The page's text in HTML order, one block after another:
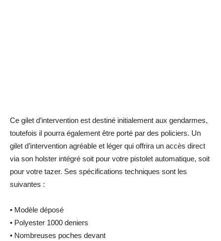
Ce gilet d’intervention est destiné initialement aux gendarmes,
toutefois il pourra également être porté par des policiers. Un
gilet d’intervention agréable et léger qui offrira un accès direct
via son holster intégré soit pour votre pistolet automatique, soit
pour votre tazer. Ses spécifications techniques sont les
suivantes :
• Modèle déposé
• Polyester 1000 deniers­
• Nombreuses poches devant